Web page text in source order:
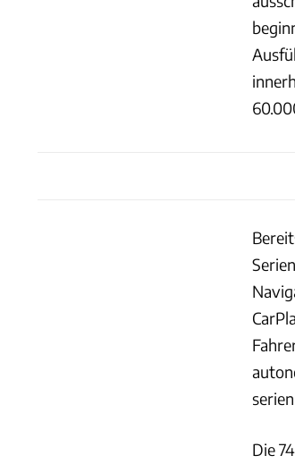
Die